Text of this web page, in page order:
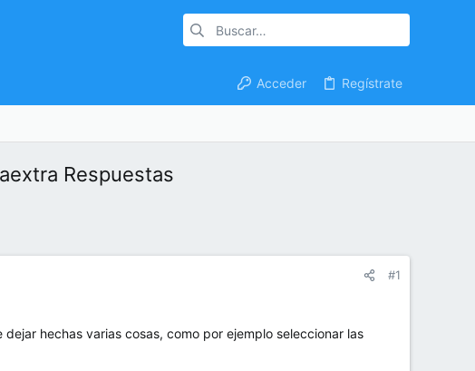
Acceder Regístrate
Respuestas
#1
hechas varias cosas, como por ejemplo seleccionar las